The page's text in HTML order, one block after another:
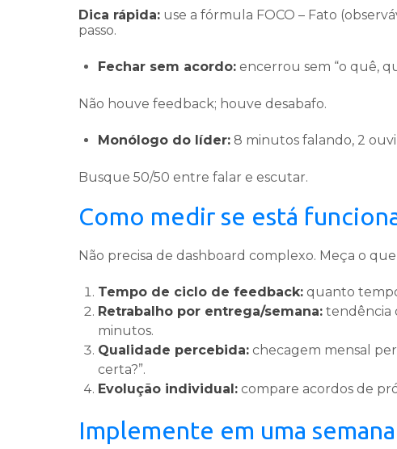
Dica rápida: use a fórmula FOCO – Fato
passo.
Fechar sem acordo: encerrou sem “o quê,
Não houve feedback; houve desabafo.
Monólogo do líder: 8 minutos falando, 2
Busque 50/50 entre falar e escutar.
Como medir se está
Não precisa de dashboard complexo. Meça o
Tempo de ciclo de feedback: quanto
Retrabalho por entrega/semana: tendência
minutos.
Qualidade percebida: checagem mensal
certa?”.
Evolução individual: compare acordos de
Implemente em uma